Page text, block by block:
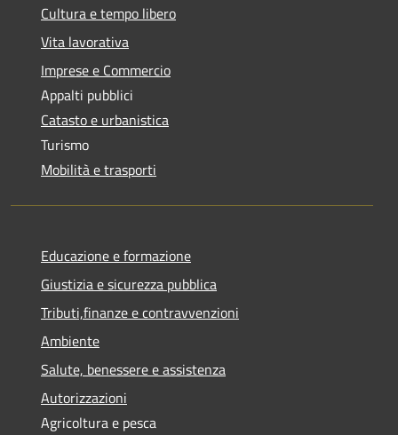
Cultura e tempo libero
Vita lavorativa
Imprese e Commercio
Appalti pubblici
Catasto e urbanistica
Turismo
Mobilità e trasporti
Educazione e formazione
Giustizia e sicurezza pubblica
Tributi,finanze e contravvenzioni
Ambiente
Salute, benessere e assistenza
Autorizzazioni
Agricoltura e pesca